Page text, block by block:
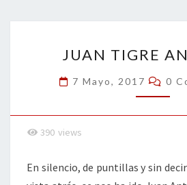
TIGRE
JUAN TIGRE
7 Mayo, 2017 0
390 views
En silencio, de puntillas y sin